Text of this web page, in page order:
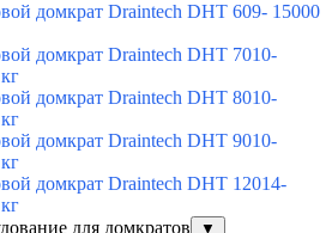
домкрат Draintech DHT 609- 15000
домкрат Draintech DHT 7010-
домкрат Draintech DHT 8010-
домкрат Draintech DHT 9010-
домкрат Draintech DHT 12014-
для домкратов
▼